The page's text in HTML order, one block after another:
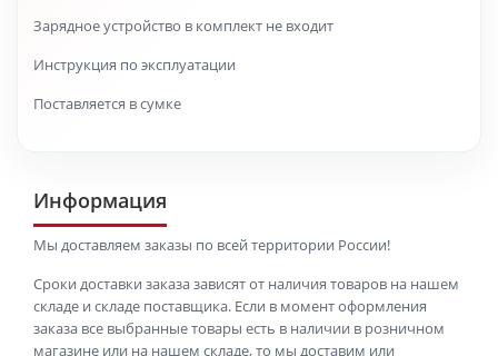
Зарядное устройство в комплект не входит
Инструкция по эксплуатации
Поставляется в сумке
Информация
Мы доставляем заказы по всей территории России!
Сроки доставки заказа зависят от наличия товаров на нашем
складе и складе поставщика. Если в момент оформления
заказа все выбранные товары есть в наличии в розничном
магазине или на нашем складе, то мы доставим или